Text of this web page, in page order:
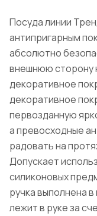
Посуда линии
антипригарным
абсолютно
внешнюю сторону
декоративное
декоративное
первозданную
а превосходные
радовать на
Допускает
силиконовых
ручка выполнена
лежит в руке за